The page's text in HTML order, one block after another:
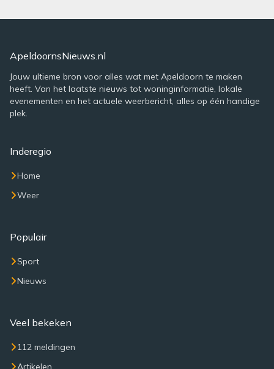
ApeldoornsNieuws.nl
Jouw ultieme bron voor alles wat met Apeldoorn te maken
heeft. Van het laatste nieuws tot woninginformatie, lokale
evenementen en het actuele weerbericht, alles op één handige
plek.
Inderegio
Home
Weer
Populair
Sport
Nieuws
Veel bekeken
112 meldingen
Artikelen